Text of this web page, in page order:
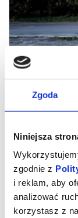
Zgoda
Niniejsza
zgodnie z
i reklam, aby
analizować
korzystasz z